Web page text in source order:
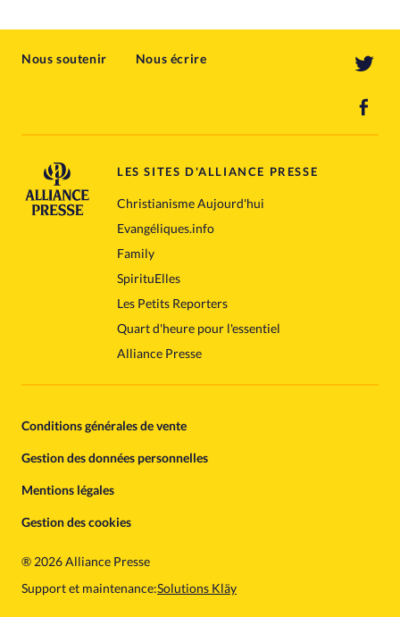
Nous soutenir Nous écrire
LES SITES D'ALLIANCE PRESSE
Christianisme Aujourd'hui
Evangéliques.info
Family
SpirituElles
Les Petits Reporters
Quart d'heure pour l'essentiel
Alliance Presse
Conditions générales de vente
Gestion des données personnelles
Mentions légales
Gestion des cookies
®2026 Alliance Presse
Support et maintenance:Solutions Kläy